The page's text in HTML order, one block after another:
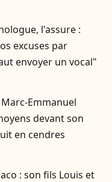
l'assure :
excuses par
envoyer un vocal"
Emmanuel
devant son
en cendres
: son fils Louis et